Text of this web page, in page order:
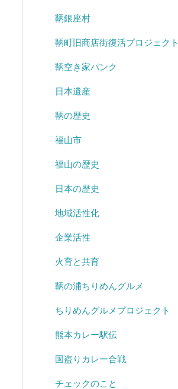
鞆銀座村
鞆町旧商店街復活プロジェクト
鞆空き家バンク
日本遺産
鞆の歴史
福山市
福山の歴史
日本の歴史
地域活性化
企業活性
火育と共育
鞆の浦ちりめんグルメ
ちりめんグルメプロジェクト
熊本カレー駅伝
国盗りカレー合戦
チェックのこと